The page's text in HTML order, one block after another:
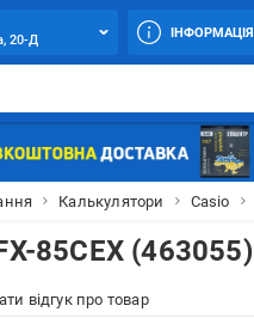
20-Д
ІНФОРМАЦІЯ
Калькулятори Casio
85CEX (463055)
відгук про товар